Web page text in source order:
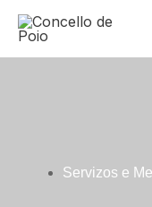
contenido
Servizos e